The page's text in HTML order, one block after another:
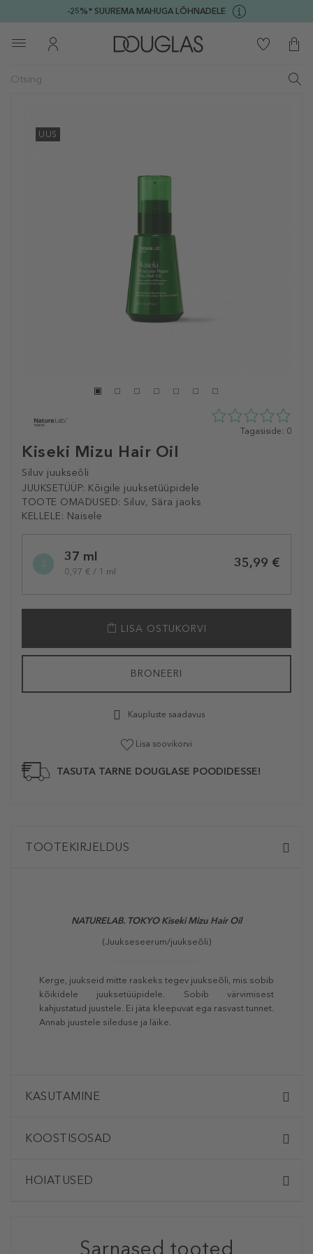
-25%* SUUREMA MAHUGA LÕHNADELE
UUS
Kiseki Mizu Hair Oil
Siluv juukseõli
JUUKSETÜÜP: Kõigile juuksetüüpidele
TOOTE OMADUSED: Siluv, Sära jaoks
KELLELE: Naisele
0
Tagasiside: 0
variation37 ml
0,97 € / 1 ml
35,99 €
LISA OSTUKORVI
BRONEERI
Kaupluste saadavus
Lisa soovikorvi
TASUTA TARNE DOUGLASE POODIDESSE!
TOOTEKIRJELDUS
NATURELAB. TOKYO Kiseki Mizu Hair Oil
(Juukseseerum/juukseõli)
Kerge, juukseid mitte raskeks tegev juukseõli, mis sobib
kõikidele juuksetüüpidele. Sobib värvimisest
kahjustatud juustele. Ei jäta kleepuvat ega rasvast tunnet.
Annab juustele sileduse ja läike.
KASUTAMINE
KOOSTISOSAD
HOIATUSED
Sarnased tooted